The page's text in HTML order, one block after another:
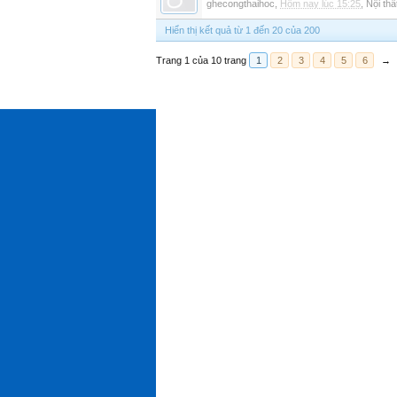
ghecongthaihoc Hôm nay lúc 15:25 Nội
Hiển thị kết quả từ 1 đến 20 của 200
Trang 1 của 10 trang 1 2 3 4 5 6 →